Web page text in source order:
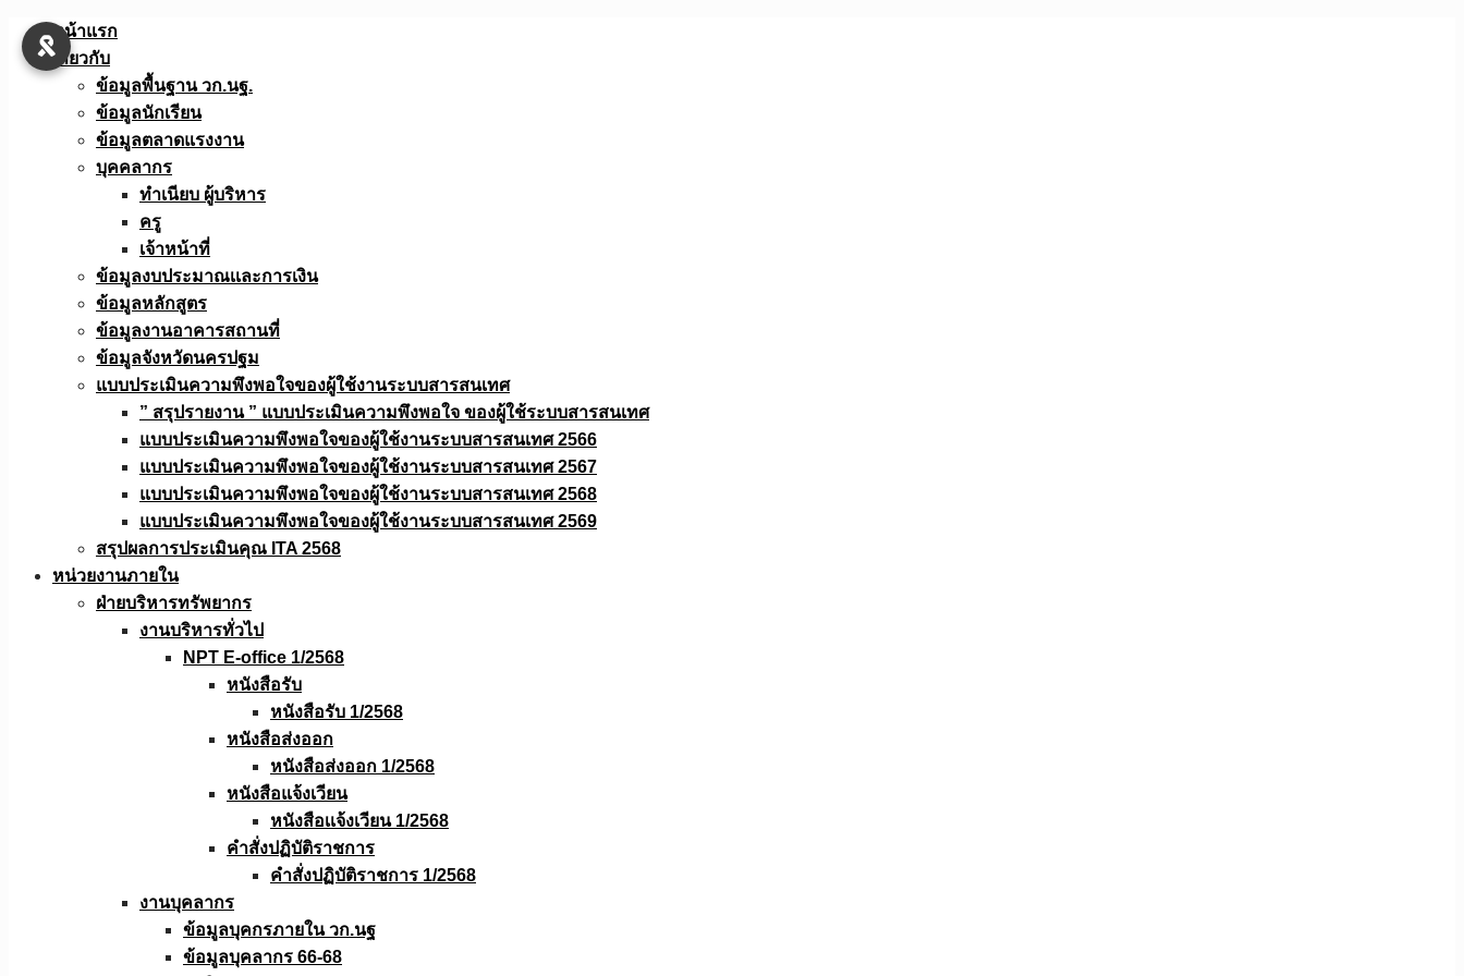
Skip
หน้าแรก
เกี่ยวกับ
ข้อมูลพื้นฐาน วก.นฐ.
ข้อมูลนักเรียน
ข้อมูลตลาดแรงงาน
บุคคลากร
ทำเนียบ ผู้บริหาร
ครู
เจ้าหน้าที่
ข้อมูลงบประมาณเเละการเงิน
ข้อมูลหลักสูตร
ข้อมูลงานอาคารสถานที่
ข้อมูลจังหวัดนครปฐม
แบบประเมินความพึงพอใจของผู้ใช้งานระบบสารสนเทศ
” สรุปรายงาน ” แบบประเมินความพึงพอใจ ของผู้ใช้ระบบสารสนเทศ
แบบประเมินความพึงพอใจของผู้ใช้งานระบบสารสนเทศ 2566
แบบประเมินความพึงพอใจของผู้ใช้งานระบบสารสนเทศ 2567
แบบประเมินความพึงพอใจของผู้ใช้งานระบบสารสนเทศ 2568
แบบประเมินความพึงพอใจของผู้ใช้งานระบบสารสนเทศ 2569
สรุปผลการประเมินคุณ ITA 2568
หน่วยงานภายใน
ฝ่ายบริหารทรัพยากร
งานบริหารทั่วไป
NPT E-office 1/2568
หนังสือรับ
หนังสือรับ 1/2568
หนังสือส่งออก
หนังสือส่งออก 1/2568
หนังสือแจ้งเวียน
หนังสือเเจ้งเวียน 1/2568
คำสั่งปฏิบัติราชการ
คำสั่งปฏิบัติราชการ 1/2568
งานบุคลากร
ข้อมูลบุคกรภายใน วก.นฐ
ข้อมูลบุคลากร 66-68